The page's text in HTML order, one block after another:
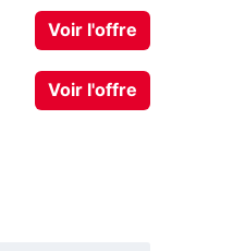
Voir l'offre
Voir l'offre